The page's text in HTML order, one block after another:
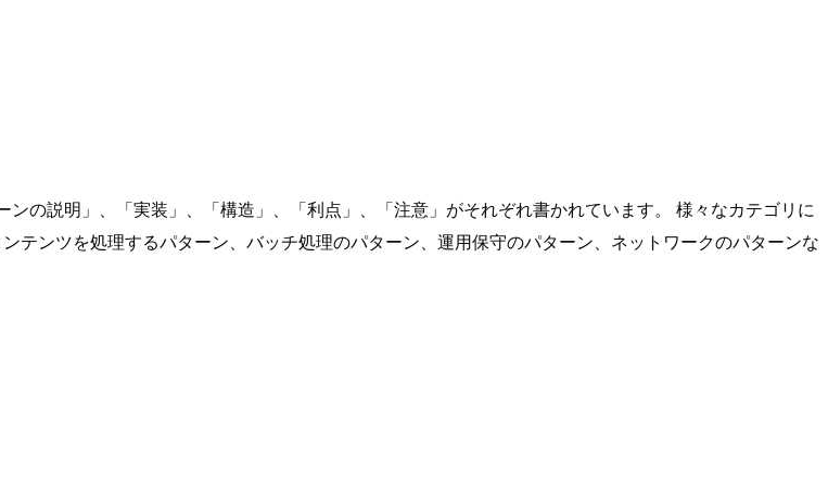
の説明」、「実装」、「構造」、「利点」、「注意」がそれぞれ書かれています。 様々なカテゴリに
テンツを処理するパターン、バッチ処理のパターン、運用保守のパターン、ネットワークのパターンな